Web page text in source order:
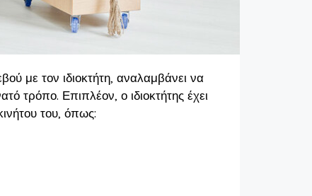
με τον ιδιοκτήτη, αναλαμβάνει να
τρόπο. Επιπλέον, ο ιδιοκτήτης έχει
του, όπως: